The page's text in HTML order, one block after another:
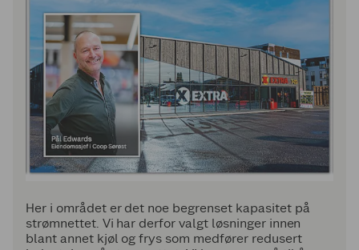
Her i området er det noe begrenset kapasitet på
strømnettet. Vi har derfor valgt løsninger innen
blant annet kjøl og frys som medfører redusert